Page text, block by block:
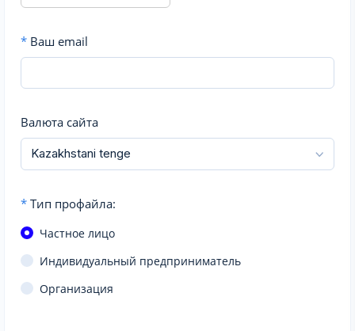
* Ваш email
Валюта сайта
* Тип профайла:
Частное лицо
Индивидуальный предприниматель
Организация